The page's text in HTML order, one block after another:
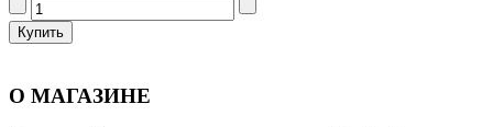
О МАГАЗИНЕ